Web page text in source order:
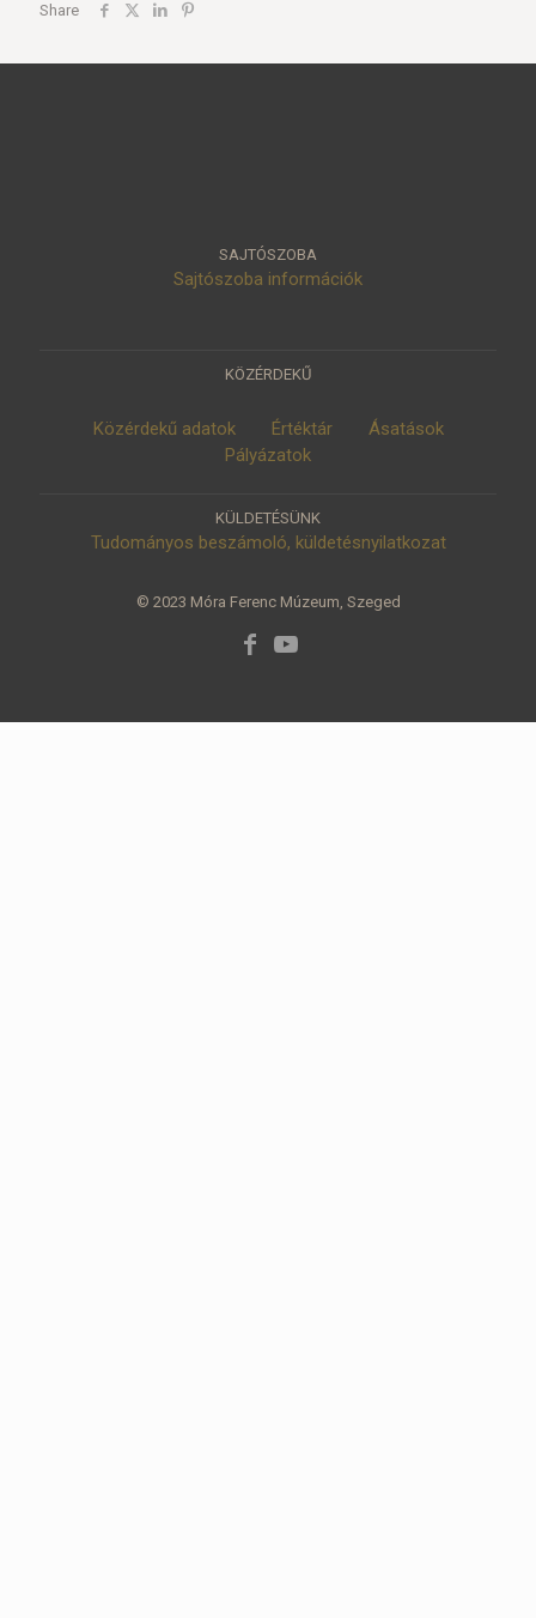
Share
SAJTÓSZOBA
Sajtószoba információk
KÖZÉRDEKŰ
Közérdekű adatok Értéktár
Ásatások
Pályázatok
KÜLDETÉSÜNK
Tudományos beszámoló, küldetésnyilatkozat
© 2023 Móra Ferenc Múzeum, Szeged